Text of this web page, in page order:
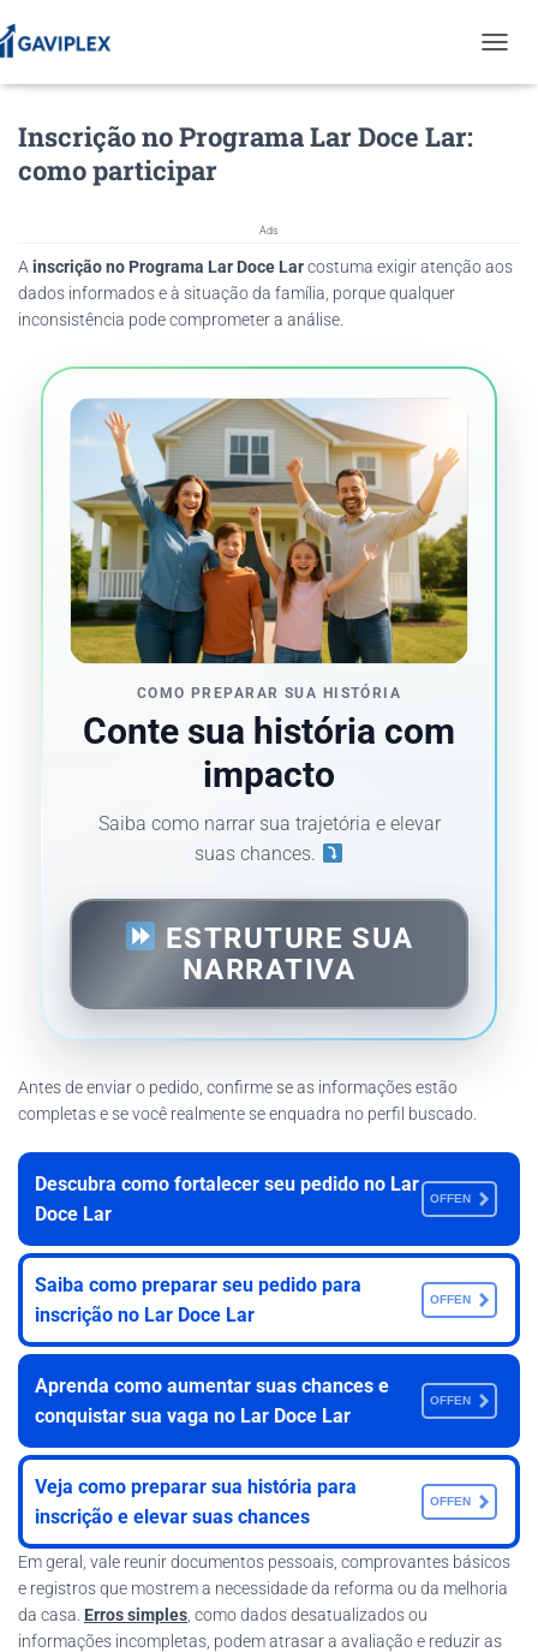
O
I
N
Inscrição no Programa Lar Doce Lar:
como participar
Ads
A inscrição no Programa Lar Doce Larcostuma exigir atenção aos
dados informados e à situação da família, porque qualquer
inconsistência pode comprometer a análise.
COMO PREPARAR SUA HISTÓRIA
Conte sua história com
impacto
Saiba como narrar sua trajetória e elevar
suas chances.
ESTRUTURE SUA
NARRATIVA
Antes de enviar o pedido, confirme se as informações estão
completas e se você realmente se enquadra no perfil buscado.
Descubra como fortalecer seu pedido no Lar
Doce Lar
OFFEN
Saiba como preparar seu pedido para
inscrição no Lar Doce Lar
OFFEN
Aprenda como aumentar suas chances e
conquistar sua vaga no Lar Doce Lar
OFFEN
Veja como preparar sua história para
inscrição e elevar suas chances
OFFEN
Em geral, vale reunir documentos pessoais, comprovantes básicos
e registros que mostrem a necessidade da reforma ou da melhoria
da casa. Erros simples , como dados desatualizados ou
informações incompletas, podem atrasar a avaliação e reduzir as